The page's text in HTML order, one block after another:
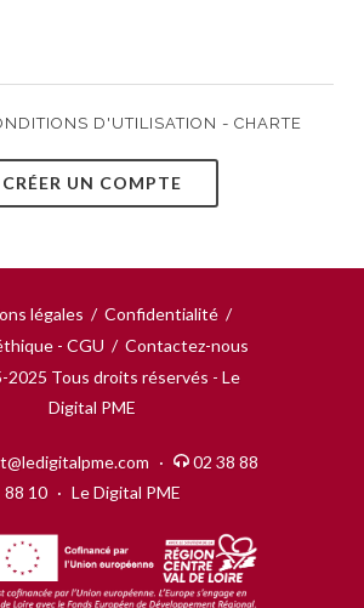
D'UTILISATION - CHARTE
CRÉER UN COMPTE
légales / Confidentialité /
- CGU / Contactez-nous
Tous droits réservés - Le
Digital PME
·
02 38 88
88 10 · Le Digital PME